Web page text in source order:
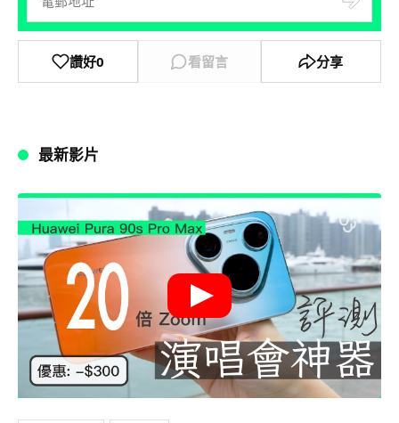
讚好0 看留言 分享
最新影片